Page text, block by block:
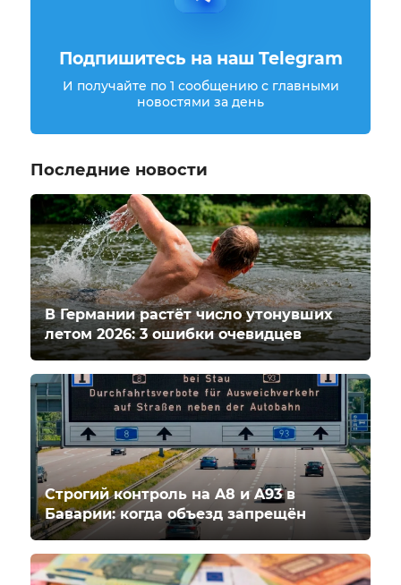
Подпишитесь на наш Telegram
И получайте по 1 сообщению с главными
новостями за день
Последние новости
В Германии растёт число утонувших
летом 2026: 3 ошибки очевидцев
Строгий контроль на A8 и A93 в
Баварии: когда объезд запрещён